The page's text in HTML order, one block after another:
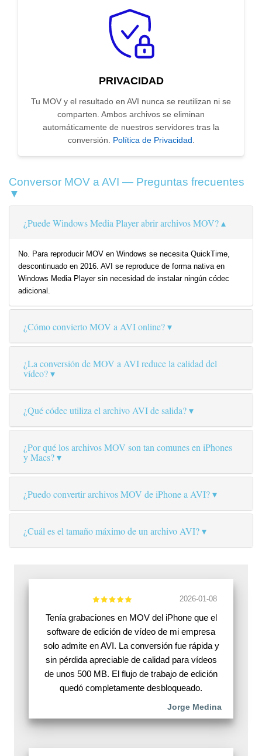
PRIVACIDAD
Tu MOV y el resultado en AVI nunca se reutilizan ni se
comparten. Ambos archivos se eliminan
automáticamente de nuestros servidores tras la
conversión. Política de Privacidad.
Conversor MOV a AVI — Preguntas frecuentes
▼
¿Puede Windows Media Player abrir archivos MOV?
No. Para reproducir MOV en Windows se necesita QuickTime,
descontinuado en 2016. AVI se reproduce de forma nativa en
Windows Media Player sin necesidad de instalar ningún códec
adicional.
¿Cómo convierto MOV a AVI online?
¿La conversión de MOV a AVI reduce la calidad del
vídeo?
¿Qué códec utiliza el archivo AVI de salida?
¿Por qué los archivos MOV son tan comunes en iPhones
y Macs?
¿Puedo convertir archivos MOV de iPhone a AVI?
¿Cuál es el tamaño máximo de un archivo AVI?
2026-01-08
Tenía grabaciones en MOV del iPhone que el
software de edición de vídeo de mi empresa
solo admite en AVI. La conversión fue rápida y
sin pérdida apreciable de calidad para vídeos
de unos 500 MB. El flujo de trabajo de edición
quedó completamente desbloqueado.
Jorge Medina